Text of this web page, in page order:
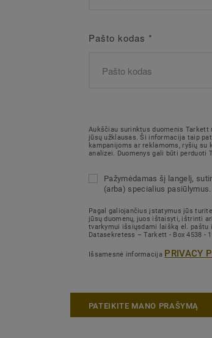
Pašto kodas *
Aukščiau surinktus duomenis Tarkett
jūsų užklausas. Ši informacija taip
kampanijoms ar reklamoms, ryšių
analizei. Duomenys gali būti perduoti
Pažymėdamas šį langelį,
(arba) specialius pasiūlymus.
Pagal galiojančius įstatymus jūs
jūsų duomenų, juos ištaisyti, ištrinti
tvarkymui išsiųsdami laišką el. paštu
Datasekretess – Tarkett - Box 4538 -
Išsamesnė informacija PRIVACY
PATEIKITE MANO PRAŠYMĄ